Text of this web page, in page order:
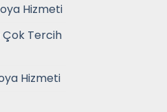
Hizmeti
Çok Tercih
Hizmeti